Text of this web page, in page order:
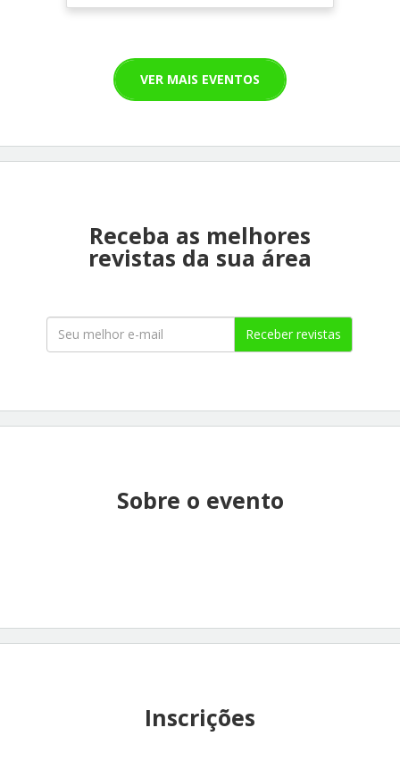
VER MAIS EVENTOS
Receba as melhores
revistas da sua área
Receber revistas
Sobre o evento
Inscrições